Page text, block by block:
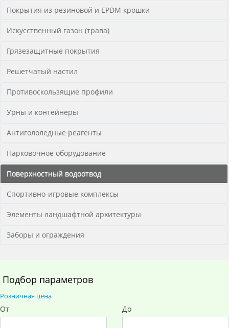
Покрытия из резиновой и EPDM крошки
Искусственный газон (трава)
Грязезащитные покрытия
Решетчатый настил
Противоскользящие профили
Урны и контейнеры
Антигололедные реагенты
Парковочное оборудование
Поверхностный водоотвод
Спортивно-игровые комплексы
Элементы ландшафтной архитектуры
Заборы и ограждения
Подбор параметров
Розничная цена
От До